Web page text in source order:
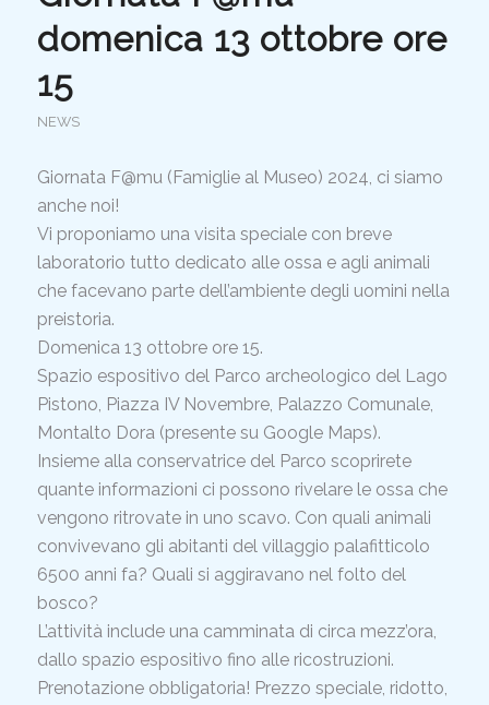
domenica 13 ottobre ore
15
NEWS
Giornata F@mu (Famiglie al Museo) 2024, ci siamo
anche noi!
Vi proponiamo una visita speciale con breve
laboratorio tutto dedicato alle ossa e agli animali
che facevano parte dell’ambiente degli uomini nella
preistoria.
Domenica 13 ottobre ore 15.
Spazio espositivo del Parco archeologico del Lago
Pistono, Piazza IV Novembre, Palazzo Comunale,
Montalto Dora (presente su Google Maps).
Insieme alla conservatrice del Parco scoprirete
quante informazioni ci possono rivelare le ossa che
vengono ritrovate in uno scavo. Con quali animali
convivevano gli abitanti del villaggio palafitticolo
6500 anni fa? Quali si aggiravano nel folto del
bosco?
L’attività include una camminata di circa mezz’ora,
dallo spazio espositivo fino alle ricostruzioni.
Prenotazione obbligatoria! Prezzo speciale, ridotto,